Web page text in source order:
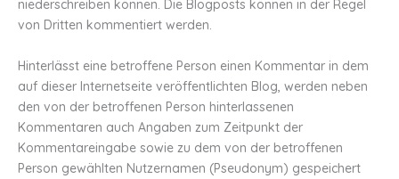
niederschreiben können. Die Blogposts können in der Regel
von Dritten kommentiert werden.
Hinterlässt eine betroffene Person einen Kommentar in dem
auf dieser Internetseite veröffentlichten Blog, werden neben
den von der betroffenen Person hinterlassenen
Kommentaren auch Angaben zum Zeitpunkt der
Kommentareingabe sowie zu dem von der betroffenen
Person gewählten Nutzernamen (Pseudonym) gespeichert